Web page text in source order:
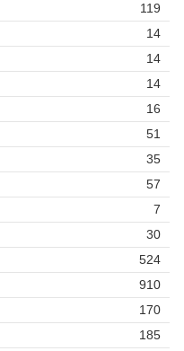
119
14
14
14
16
51
35
57
7
30
524
910
170
185